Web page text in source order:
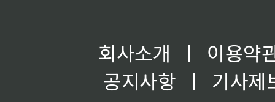
회사소개 ㅣ
이용약
공지사항
ㅣ
기사제